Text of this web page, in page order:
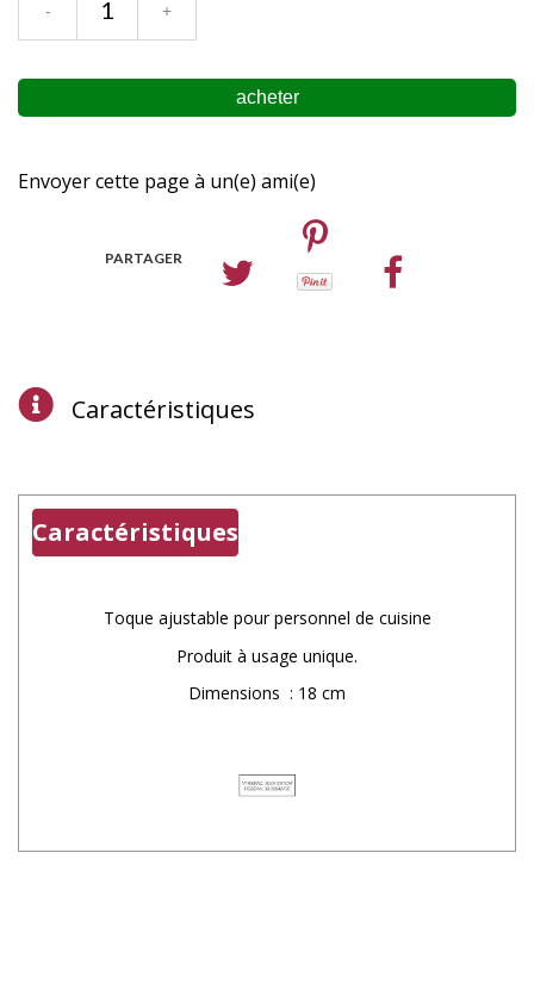
Envoyer cette page à un(e) ami(e)
PARTAGER
Caractéristiques
Caractéristiques
Toque ajustable pour personnel de cuisine
Produit à usage unique.
Dimensions : 18 cm